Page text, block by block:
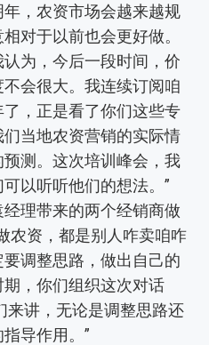
，农资市场会越来越规
对于以前也会更好做。
为，今后一段时间，价
会很大。我连续订阅咱
，正是看了你们这些专
当地农资营销的实际情
测。这次培训峰会，我
以听听他们的想法。”
理带来的两个经销商做
农资，都是别人咋卖咱咋
调整思路，做出自己的
，你们组织这次对话
来讲，无论是调整思路还
导作用。”